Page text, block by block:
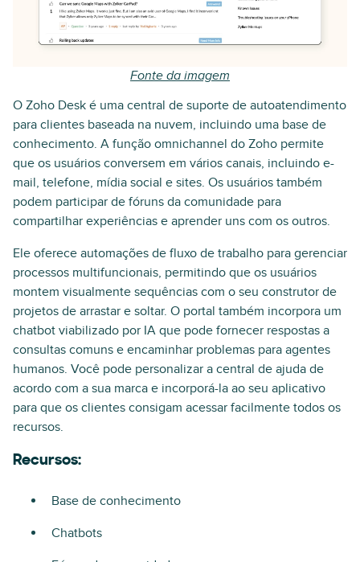
Fonte da imagem
O Zoho Desk é uma central de suporte de autoatendimento
para clientes baseada na nuvem, incluindo uma base de
conhecimento. A função omnichannel do Zoho permite
que os usuários conversem em vários canais, incluindo e-
mail, telefone, mídia social e sites. Os usuários também
podem participar de fóruns da comunidade para
compartilhar experiências e aprender uns com os outros.
Ele oferece automações de fluxo de trabalho para gerenciar
processos multifuncionais, permitindo que os usuários
montem visualmente sequências com o seu construtor de
projetos de arrastar e soltar. O portal também incorpora um
chatbot viabilizado por IA que pode fornecer respostas a
consultas comuns e encaminhar problemas para agentes
humanos. Você pode personalizar a central de ajuda de
acordo com a sua marca e incorporá-la ao seu aplicativo
para que os clientes consigam acessar facilmente todos os
recursos.
Recursos:
Base de conhecimento
Chatbots